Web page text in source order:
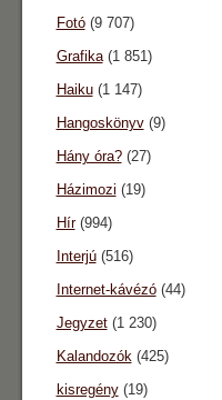
Fotó(9 707)
Grafika(1 851)
Haiku(1 147)
Hangoskönyv(9)
Hány óra?(27)
Házimozi (19)
Hír(994)
Interjú(516)
Internet-kávézó(44)
Jegyzet(1 230)
Kalandozók(425)
kisregény(19)